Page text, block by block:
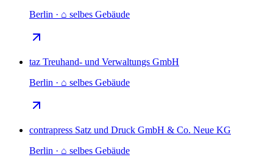
Berlin · ⌂ selbes Gebäude
taz Treuhand- und Verwaltungs GmbH
Berlin · ⌂ selbes Gebäude
contrapress Satz und Druck GmbH & Co. Neue KG
Berlin · ⌂ selbes Gebäude